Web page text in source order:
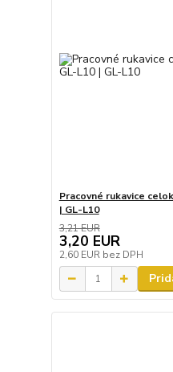
Pracovné rukavice
| GL-L10
3,21 EUR
3,20 EUR
2,60 EUR bez DPH